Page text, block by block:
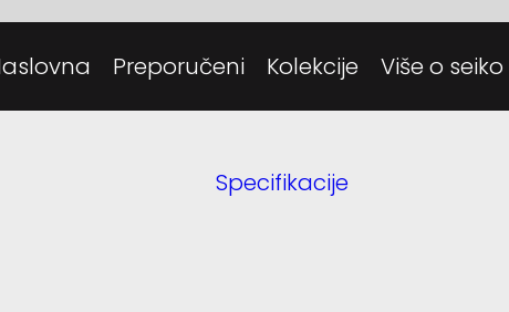
Preporučeni Kolekcije Više o seiko
Tehnologija
Specifikacije